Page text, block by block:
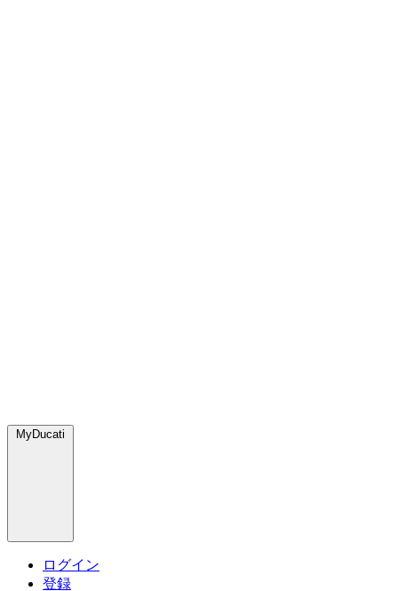
MyDucati
ログイン
登録